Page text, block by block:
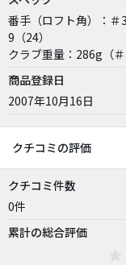
番手（ロフト角）：＃
9（24）
クラブ重量：286g（＃
商品登録日
2007年10月16日
クチコミの評価
クチコミ件数
0件
累計の総合評価